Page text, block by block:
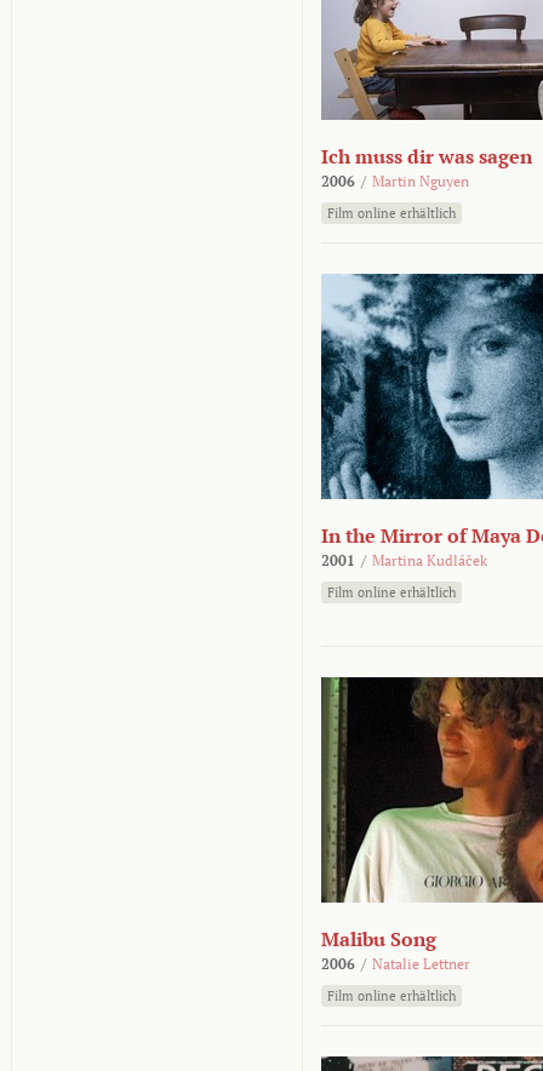
Ich muss dir was sagen
2006 / Martin Nguyen
Film online erhältlich
In the Mirror of Maya
2001 / Martina Kudláček
Film online erhältlich
Malibu Song
2006 / Natalie Lettner
Film online erhältlich